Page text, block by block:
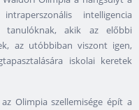
intelligencia
tanulóknak, akik az előbbi
az utóbbiban viszont igen,
iskolai keretek
Olimpia szellemisége épít a